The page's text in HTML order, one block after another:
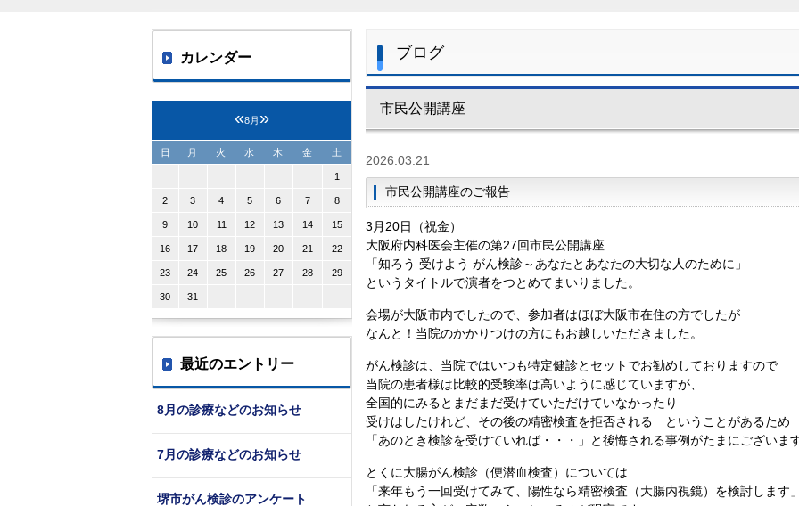
ブログ
市民公開講座
2026.03.21
市民公開講座のご報告
3月20日（祝金）
大阪府内科医会主催の第27回市民公開講座
「知ろう 受けよう がん検診～あなたとあなたの大切な人のために」
というタイトルで演者をつとめてまいりました。
会場が大阪市内でしたので、参加者はほぼ大阪市在住の方でしたが
なんと！当院のかかりつけの方にもお越しいただきました。
がん検診は、当院ではいつも特定健診とセットでお勧めしておりますので
当院の患者様は比較的受験率は高いように感じていますが、
全国的にみるとまだまだ受けていただけていなかったり
受けはしたけれど、その後の精密検査を拒否される ということがあるため
「あのとき検診を受けていれば・・・」と後悔される事例がたまにございま
とくに大腸がん検診（便潜血検査）については
「来年もう一回受けてみて、陽性なら精密検査（大腸内視鏡）を検討します
カレンダー
«8月 »
日 月 火 水 木 金 土
1
2 3 4 5 6 7 8
9 10 11 12 13 14 15
16 17 18 19 20 21 22
23 24 25 26 27 28 29
30 31
最近のエントリー
8月の診療などのお知らせ
7月の診療などのお知らせ
堺市がん検診のアンケート